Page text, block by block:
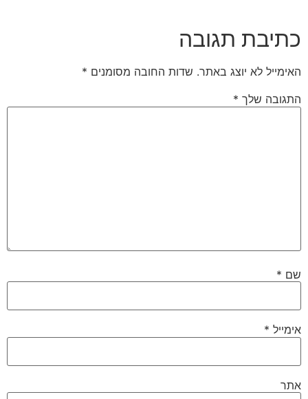
כתיבת תגובה
האימייל לא יוצג באתר. שדות החובה מסומנים *
התגובה שלך *
שם *
אימייל *
אתר